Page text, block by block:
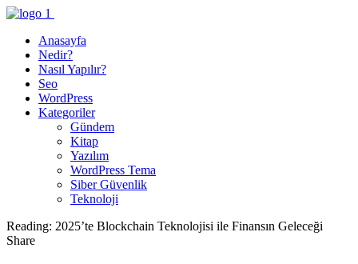
Anasayfa
Nedir?
Nasıl Yapılır?
Seo
WordPress
Kategoriler
Gündem
Kitap
Yazılım
WordPress Tema
Siber Güvenlik
Teknoloji
Reading: 2025’te Blockchain Teknolojisi ile Finansın Geleceği
Share